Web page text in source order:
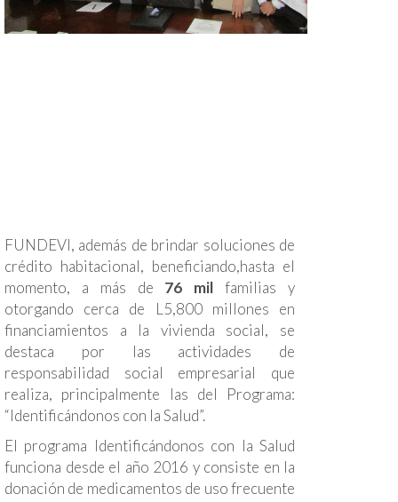
FUNDEVI, además de brindar soluciones de
crédito habitacional, beneficiando,hasta el
momento, a más de 76 mil familias y
otorgando cerca de L5,800 millones en
financiamientos a la vivienda social, se
destaca por las actividades de
responsabilidad social empresarial que
realiza, principalmente las del Programa:
“Identificándonos con la Salud”.
El programa Identificándonos con la Salud
funciona desde el año 2016 y consiste en la
donación de medicamentos de uso frecuente